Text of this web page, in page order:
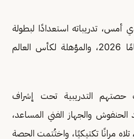
تدريباته استعدادًا لبطولة
كأس آسيا تحت 17 عامًا 2026، والمؤهلة لكأس العالم
حصتهم التدريبية تحت إشراف
والجهاز الفني المساعد،
تلاه مرانًا تكتيكيًا، واختُتمت الحصة